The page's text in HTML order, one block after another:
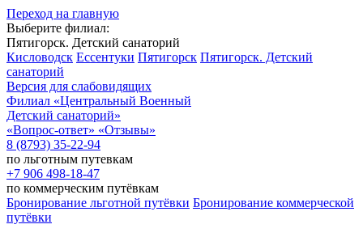
Переход на главную
Выберите филиал:
Пятигорск. Детский санаторий
Кисловодск Ессентуки Пятигорск Пятигорск. Детский
санаторий
Версия для слабовидящих
Филиал «Центральный Военный
Детский санаторий»
«Вопрос-ответ» «Отзывы»
8 (8793) 35-22-94
по льготным путевкам
+7 906 498-18-47
по коммерческим путёвкам
Бронирование льготной путёвки Бронирование коммерческой
путёвки